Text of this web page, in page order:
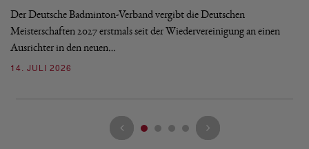
Der Deutsche Badminton-Verband vergibt die Deutschen
Meisterschaften 2027 erstmals seit der Wiedervereinigung an einen
Ausrichter in den neuen…
14. JULI 2026